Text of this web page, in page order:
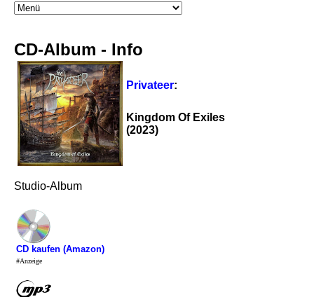
CD-Album - Info
Privateer:
Kingdom Of Exiles
(2023)
Studio-Album
CD kaufen (Amazon)
#Anzeige